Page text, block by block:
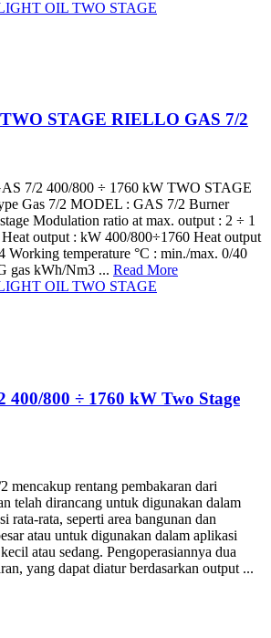
STAGE RIELLO GAS 7/2
7/2 400/800 ÷ 1760 kW TWO STAGE
Gas 7/2 MODEL : GAS 7/2 Burner
Modulation ratio at max. output : 2 ÷ 1
output : kW 400/800÷1760 Heat output
Working temperature °C : min./max. 0/40
gas kWh/Nm3 ... Read More
800 ÷ 1760 kW Two Stage
mencakup rentang pembakaran dari
telah dirancang untuk digunakan dalam
rata-rata, seperti area bangunan dan
atau untuk digunakan dalam aplikasi
atau sedang. Pengoperasiannya dua
yang dapat diatur berdasarkan output ...